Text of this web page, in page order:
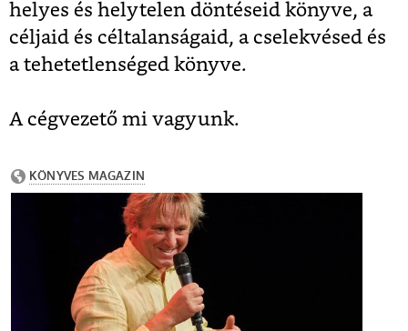
helyes és helytelen döntéseid könyve, a
céljaid és céltalanságaid, a cselekvésed és
a tehetetlenséged könyve.
A cégvezető mi vagyunk.